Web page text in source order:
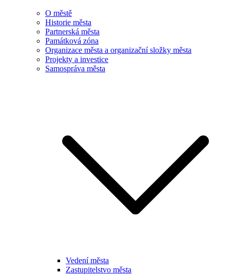
O městě
Historie města
Partnerská města
Památková zóna
Organizace města a organizační složky města
Projekty a investice
Samospráva města
Vedení města
Zastupitelstvo města